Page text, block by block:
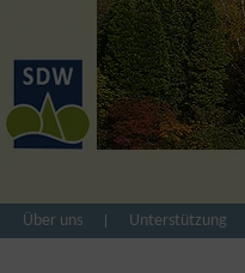
Über uns Unterstützung